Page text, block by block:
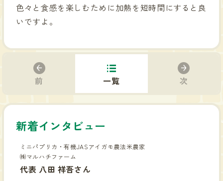
色々と食感を楽しむために加熱を短時間にすると良
いですよ。
前 一覧 次
新着インタビュー
ミニパプリカ・有機JASアイガモ農法米農家
㈱マルハチファーム
代表 八田 祥吾さん